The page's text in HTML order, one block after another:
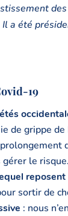
a été
19
de grippe
le risque.
sortir de
: nous